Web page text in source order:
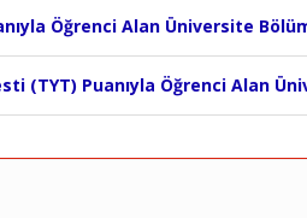
Öğrenci Alan Üniversite
(TYT) Puanıyla Öğrenci Alan